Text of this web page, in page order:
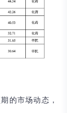
的市场动态 ，